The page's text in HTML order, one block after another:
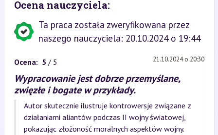
Ocena nauczyciela:
Ta praca została zweryfikowana przez
naszego nauczyciela: 20.10.2024 o 19:44
Ocena: 5 / 5 21.10.2024 o 20:30
Wypracowanie jest dobrze przemyślane,
zwięzłe i bogate w przykłady.
Autor skutecznie ilustruje kontrowersje związane z
działaniami aliantów podczas II wojny światowej,
pokazując złożoność moralnych aspektów wojny.